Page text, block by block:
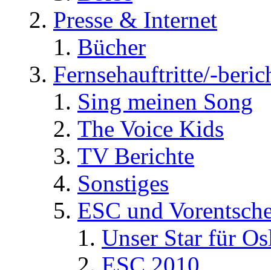
Presse & Internet
Bücher
Fernsehauftritte/-
Sing meinen Song
The Voice Kids
TV Berichte
Sonstiges
ESC und
Unser Star für